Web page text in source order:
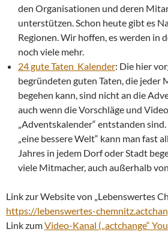
den Organisationen und deren
unterstützen. Schon heute gibt es
Regionen. Wir hoffen, es werden in
noch viele mehr.
24 gute Taten Kalender: Die hier
begründeten guten Taten, die jeder
begehen kann, sind nicht an die
auch wenn die Vorschläge und
„Adventskalender“ entstanden
„eine bessere Welt“ kann man fast
Jahres in jedem Dorf oder Stadt
viele Mitmacher, auch außerhalb
Link zur Website von „Lebenswertes
https://lebenswertes-
Link zumVideo-Kanal („actchange“